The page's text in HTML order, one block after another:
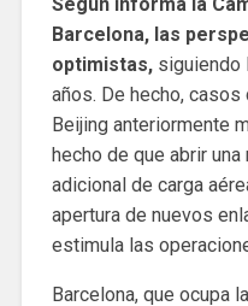
Según informa la
Barcelona, las
optimistas,siguiendo
años. De hecho,
Beijing anteriormente
hecho de que abrir
adicional de carga
apertura de nuevos
estimula las
Barcelona, ​​que ocupa